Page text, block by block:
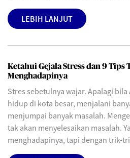
LEBIH LANJUT
Ketahui Gejala Stress dan 9 Tips
Menghadapinya
Stres sebetulnya wajar. Apalagi
hidup di kota besar, menjalani
menjumpai banyak masalah.
tak akan menyelesaikan masalah.
menghadapinya, tapi dengan trik-